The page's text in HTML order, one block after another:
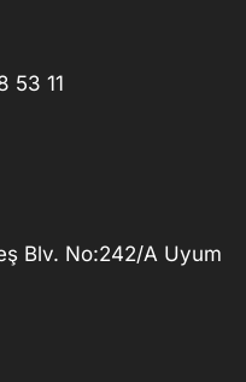
53 11
Blv. No:242/A Uyum